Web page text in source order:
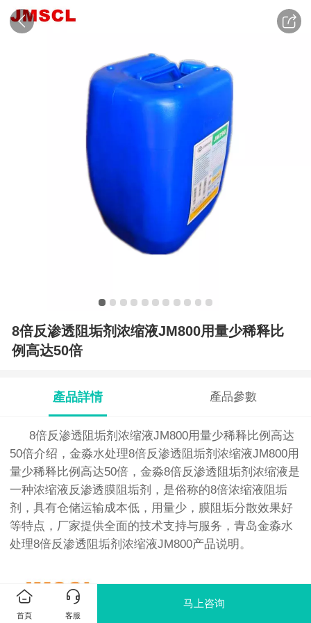
8倍反渗透阻垢剂浓缩液JM800用量少稀释比
例高达50倍
產品詳情 產品參數
8倍反渗透阻垢剂浓缩液JM800用量少稀释比例高达
50倍介绍，金淼水处理8倍反渗透阻垢剂浓缩液JM800用
量少稀释比例高达50倍，金淼8倍反渗透阻垢剂浓缩液是
一种浓缩液反渗透膜阻垢剂，是俗称的8倍浓缩液阻垢
剂，具有仓储运输成本低，用量少，膜阻垢分散效果好
等特点，厂家提供全面的技术支持与服务，青岛金淼水
处理8倍反渗透阻垢剂浓缩液JM800产品说明。
首頁 客服
马上咨询